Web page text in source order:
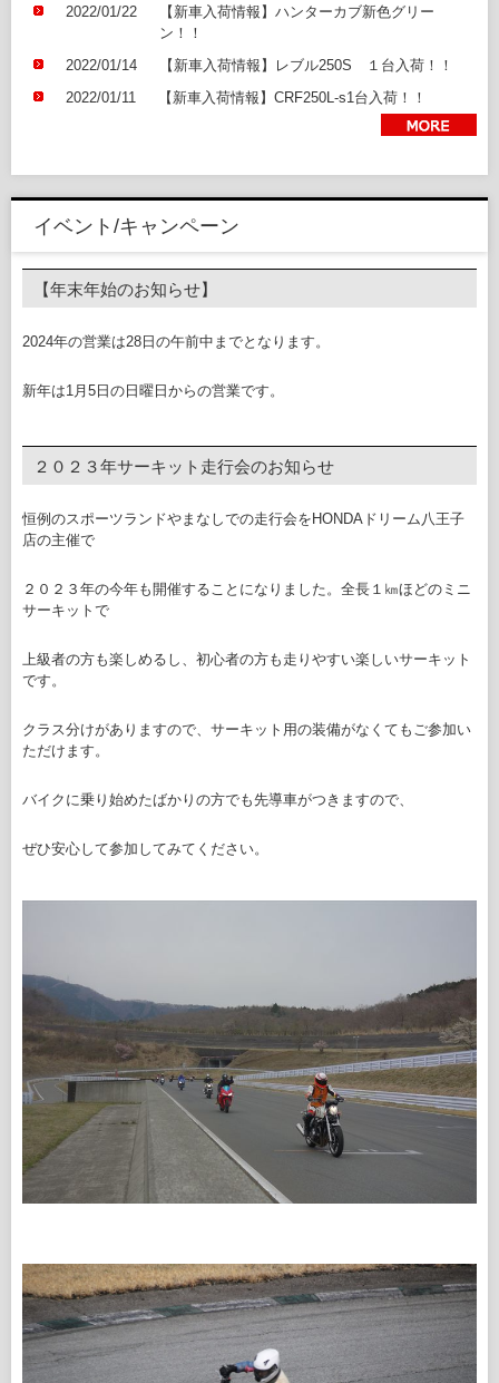
2022/01/22
【新車入荷情報】ハンターカブ新色グリー
ン！！
2022/01/14
【新車入荷情報】レブル250S １台入荷！！
2022/01/11
【新車入荷情報】CRF250L-s1台入荷！！
イベント/キャンペーン
【年末年始のお知らせ】
2024年の営業は28日の午前中までとなります。
新年は1月5日の日曜日からの営業です。
２０２３年サーキット走行会のお知らせ
恒例のスポーツランドやまなしでの走行会をHONDAドリーム八王子
店の主催で
２０２３年の今年も開催することになりました。全長１㎞ほどのミニ
サーキットで
上級者の方も楽しめるし、初心者の方も走りやすい楽しいサーキット
です。
クラス分けがありますので、サーキット用の装備がなくてもご参加い
ただけます。
バイクに乗り始めたばかりの方でも先導車がつきますので、
ぜひ安心して参加してみてください。